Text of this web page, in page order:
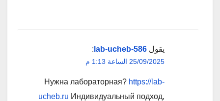
يقول lab-ucheb-586
:
25/09/2025 الساعة 1:13 م
Нужна лабораторная? https://lab-
ucheb.ru Индивидуальный подход,